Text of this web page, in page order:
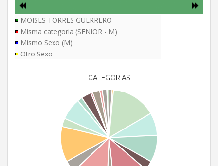
MOISES TORRES GUERRERO
Misma categoria (SENIOR - M)
Mismo Sexo (M)
Otro Sexo
CATEGORIAS